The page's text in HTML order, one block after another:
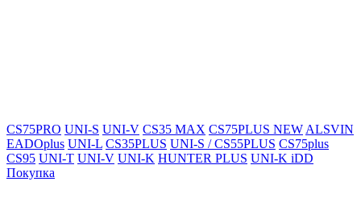
CS75PRO UNI-S UNI-V CS35 MAX CS75PLUS NEW ALSVIN
EADOplus UNI-L CS35PLUS UNI-S / CS55PLUS CS75plus
CS95 UNI-T UNI-V UNI-K HUNTER PLUS UNI-K iDD
Покупка